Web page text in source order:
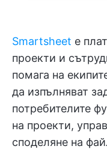
Smartsheet е
проекти и
помага на
да изпълняват
потребителите
на проекти,
споделяне на